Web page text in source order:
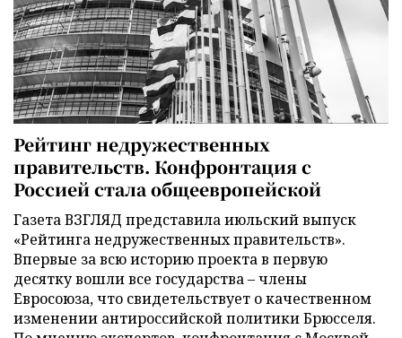
Рейтинг недружественных
правительств. Конфронтация с
Россией стала общеевропейской
Газета ВЗГЛЯД представила июльский выпуск
«Рейтинга недружественных правительств».
Впервые за всю историю проекта в первую
десятку вошли все государства – члены
Евросоюза, что свидетельствует о качественном
изменении антироссийской политики Брюсселя.